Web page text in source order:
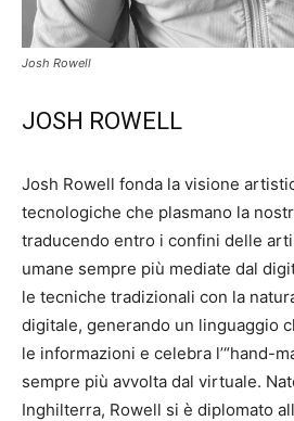
Josh Rowell
JOSH ROWELL
Josh Rowell fonda la visione
tecnologiche che plasmano la
traducendo entro i confini delle
umane sempre più mediate dal
le tecniche tradizionali con la
digitale, generando un linguaggio
le informazioni e celebra l’“hand-
sempre più avvolta dal virtuale.
Inghilterra, Rowell si è diplomato